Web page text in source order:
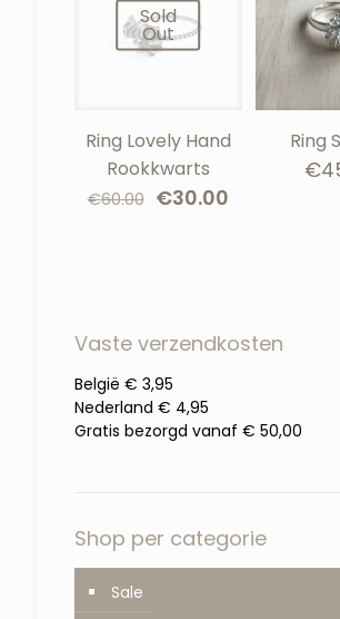
Sold
Out
Ring Lovely Hand
Rookkwarts
€60.00 Oorspronkelijke
€30.00Huidige
Ring
€
Vaste verzendkosten
België € 3,95
Nederland € 4,95
Gratis bezorgd vanaf € 50,00
Shop per categorie
Sale